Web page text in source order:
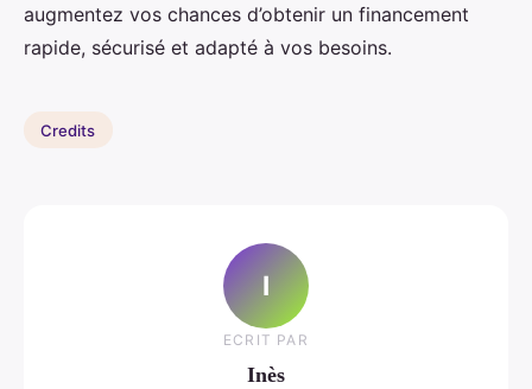
augmentez vos chances d’obtenir un financement
rapide, sécurisé et adapté à vos besoins.
Credits
I
ECRIT PAR
Inès